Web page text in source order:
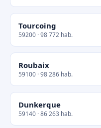
Tourcoing
59200 · 98 772 hab.
Roubaix
59100 · 98 286 hab.
Dunkerque
59140 · 86 263 hab.